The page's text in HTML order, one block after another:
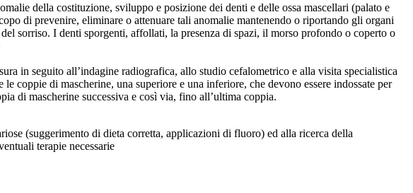
della costituzione, sviluppo e posizione dei denti e delle ossa mascellari (palato e
di prevenire, eliminare o attenuare tali anomalie mantenendo o riportando gli organi
sorriso. I denti sporgenti, affollati, la presenza di spazi, il morso profondo o coperto o
in seguito all’indagine radiografica, allo studio cefalometrico e alla visita specialistica
coppie di mascherine, una superiore e una inferiore, che devono essere indossate per
di mascherine successiva e così via, fino all’ultima coppia.
(suggerimento di dieta corretta, applicazioni di fluoro) ed alla ricerca della
terapie necessarie